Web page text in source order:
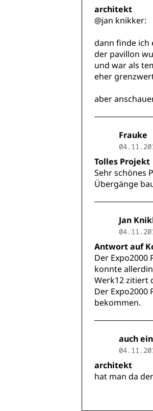
architekt
@jan knikker:
dann finde ich
der pavillon
und war als
eher
aber
Frauke
Tolles Projekt
Sehr schönes
Übergänge
Jan
Antwort auf
Der
konnte
Werk12 zitiert
Der
bekommen.
auch ein
architekt
hat man da